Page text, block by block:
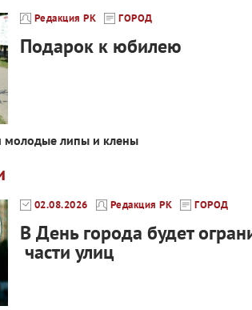
Редакция РК ГОРОД
Подарок к юбилею
молодые липы и клены
02.08.2026 Редакция РК ГОРОД
В День города будет
части улиц